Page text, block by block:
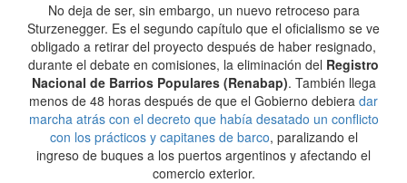
No deja de ser, sin embargo, un nuevo retroceso para
Sturzenegger. Es el segundo capítulo que el oficialismo se ve
obligado a retirar del proyecto después de haber resignado,
durante el debate en comisiones, la eliminación del Registro
Nacional de Barrios Populares (Renabap). También llega
menos de 48 horas después de que el Gobierno debiera dar
marcha atrás con el decreto que había desatado un conflicto
con los prácticos y capitanes de barco, paralizando el
ingreso de buques a los puertos argentinos y afectando el
comercio exterior.